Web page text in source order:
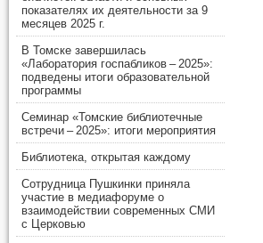
показателях их деятельности за 9
месяцев 2025 г.
В Томске завершилась
«Лаборатория госпабликов – 2025»:
подведены итоги образовательной
программы
Семинар «Томские библиотечные
встречи – 2025»: итоги мероприятия
Библиотека, открытая каждому
Сотрудница Пушкинки приняла
участие в медиафоруме о
взаимодействии современных СМИ
с Церковью